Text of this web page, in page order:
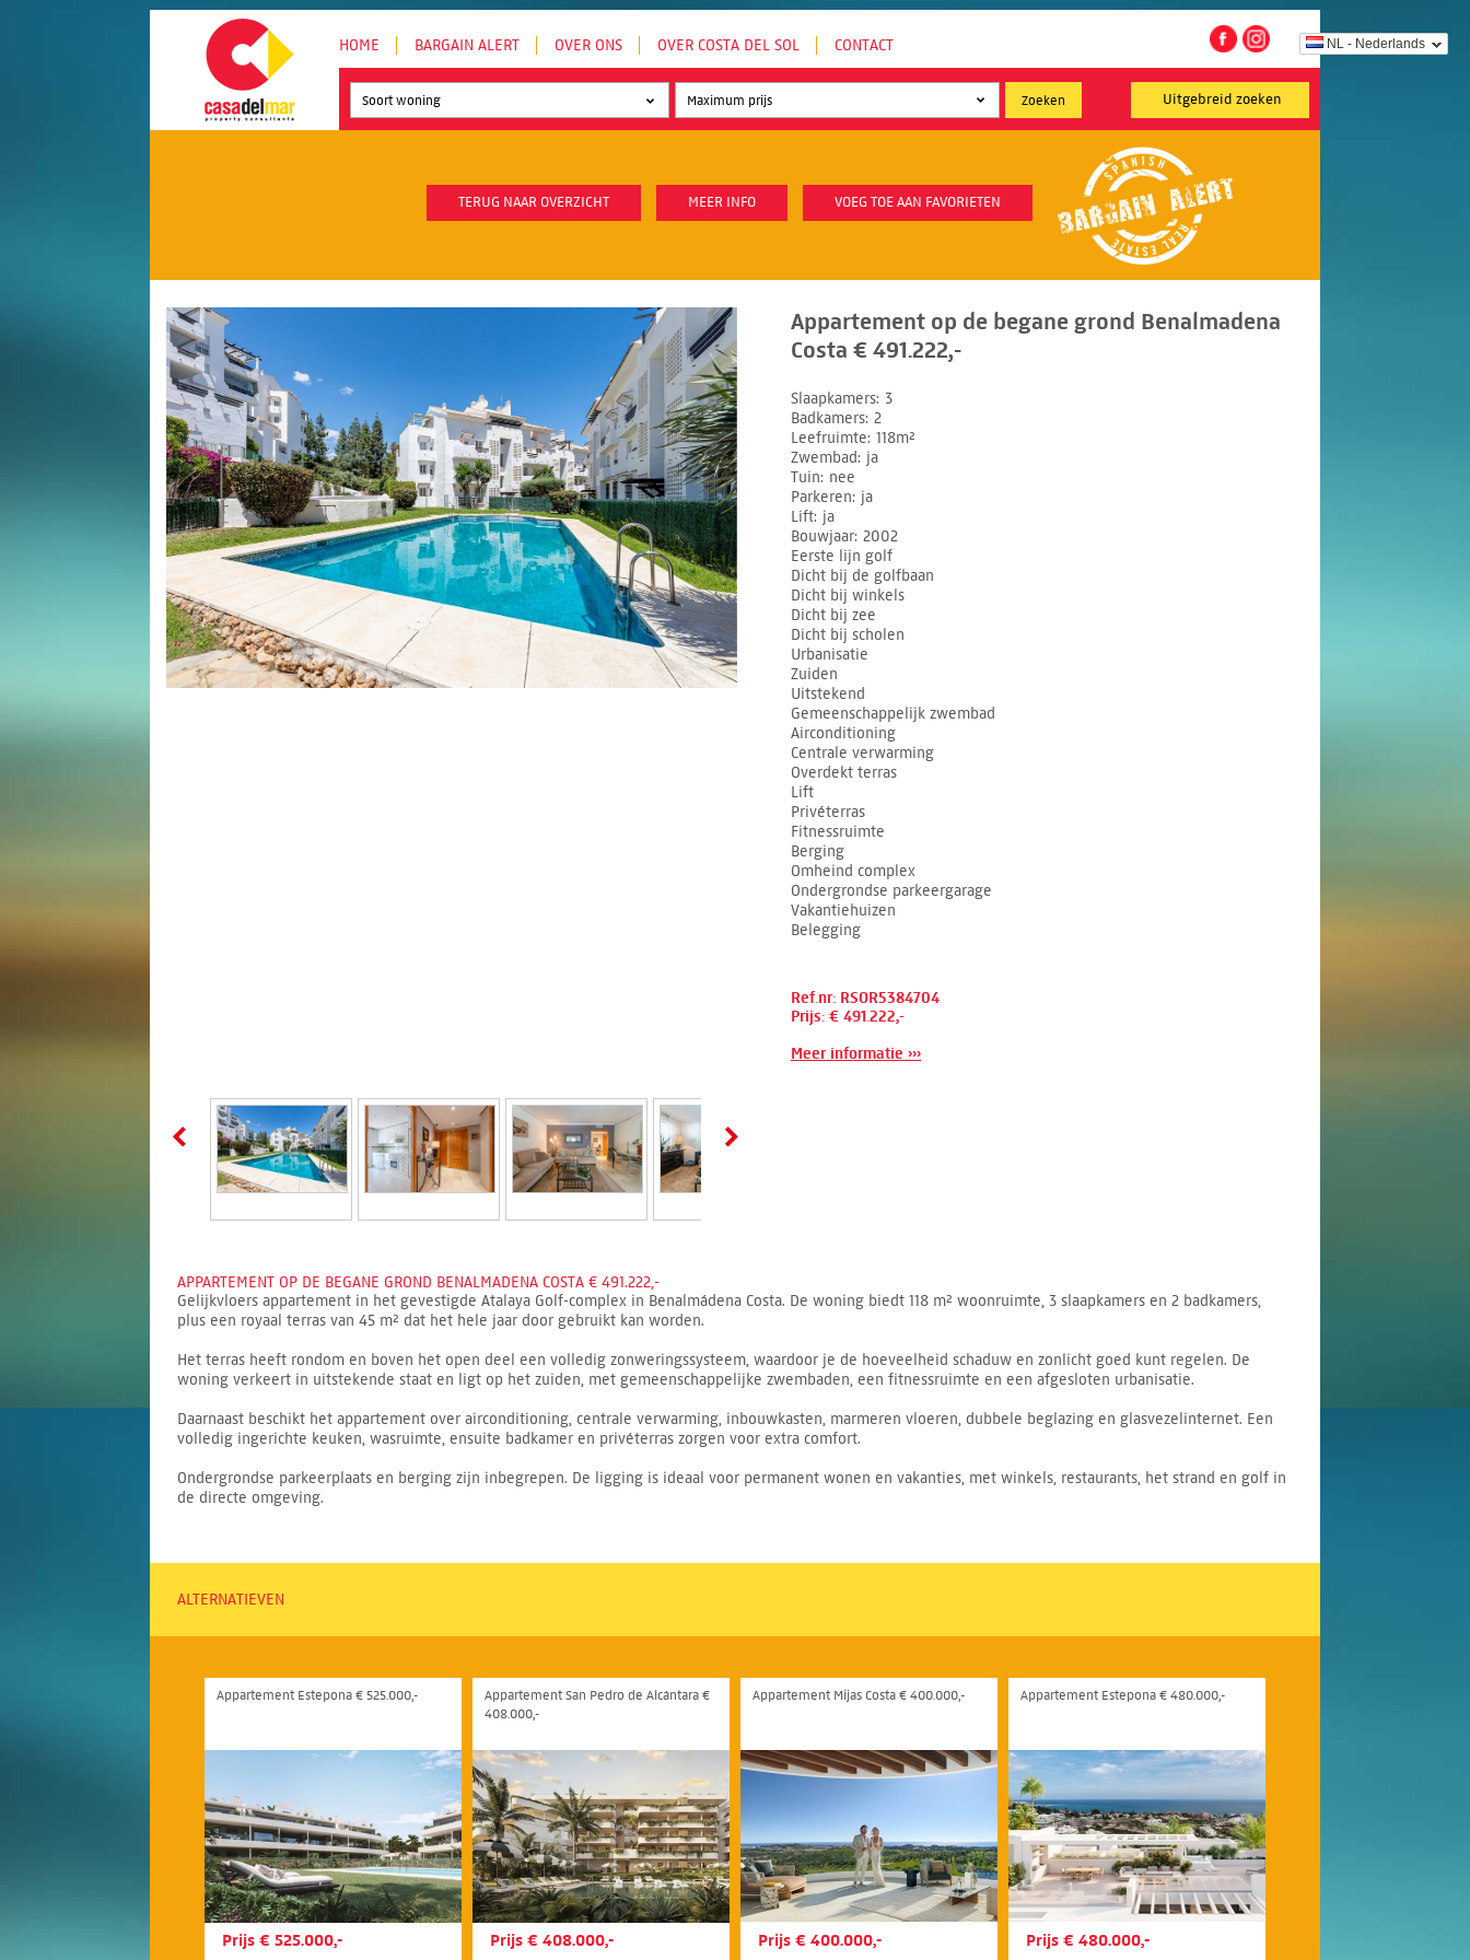
NL - Nederlands
HOME BARGAIN ALERT OVER ONS OVER COSTA DEL SOL CONTACT
Uitgebreid zoeken
Soort woning
TERUG NAAR OVERZICHT MEER INFO VOEG TOE AAN FAVORIETEN
Appartement op de begane grond Benalmadena
Costa € 491.222,-
Slaapkamers 3
Badkamers 2
Leefruimte 118m²
Zwembad
ja
Tuin nee
Parkeren ja
Lift ja
Bouwjaar 2002
Eerste lijn golf
Dicht bij de golfbaan
Dicht bij winkels
Dicht bij zee
Dicht bij scholen
Urbanisatie
Zuiden
Uitstekend
Gemeenschappelijk zwembad
Airconditioning
Centrale verwarming
Overdekt terras
Lift
Privéterras
Fitnessruimte
Berging
Omheind complex
Ondergrondse parkeergarage
Vakantiehuizen
Belegging
Ref.nr: RSOR5384704
Prijs: € 491.222,-
Meer informatie ›››
APPARTEMENT OP DE BEGANE GROND BENALMADENA COSTA € 491.222,-
Gelijkvloers appartement in het gevestigde Atalaya Golf-complex in Benalmádena Costa. De woning biedt 118 m² woonruimte, 3 slaapkamers en 2 badkamers,
plus een royaal terras van 45 m² dat het hele jaar door gebruikt kan worden.
Het terras heeft rondom en boven het open deel een volledig zonweringssysteem, waardoor je de hoeveelheid schaduw en zonlicht goed kunt regelen. De
woning verkeert in uitstekende staat en ligt op het zuiden, met gemeenschappelijke zwembaden, een fitnessruimte en een afgesloten urbanisatie.
Daarnaast beschikt het appartement over airconditioning, centrale verwarming, inbouwkasten, marmeren vloeren, dubbele beglazing en glasvezelinternet. Een
volledig ingerichte keuken, wasruimte, ensuite badkamer en privéterras zorgen voor extra comfort.
Ondergrondse parkeerplaats en berging zijn inbegrepen. De ligging is ideaal voor permanent wonen en vakanties, met winkels, restaurants, het strand en golf in
de directe omgeving.
ALTERNATIEVEN
Appartement Estepona € 525.000,-
Prijs € 525.000,-
Appartement San Pedro de Alcántara €
408.000,-
Prijs € 408.000,-
Appartement Mijas Costa € 400.000,-
Prijs € 400.000,-
Appartement Estepona € 480.000,-
Prijs € 480.000,-